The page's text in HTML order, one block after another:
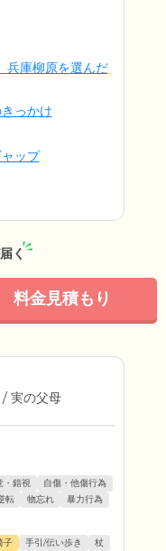
庫柳原を選んだ
っかけ
ップ
く
料金見積もり
実の父母
・錯視
自傷・他傷行為
転 物忘れ
暴力行為
子 手引/伝い歩き
杖